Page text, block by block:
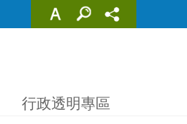
行政透明專區